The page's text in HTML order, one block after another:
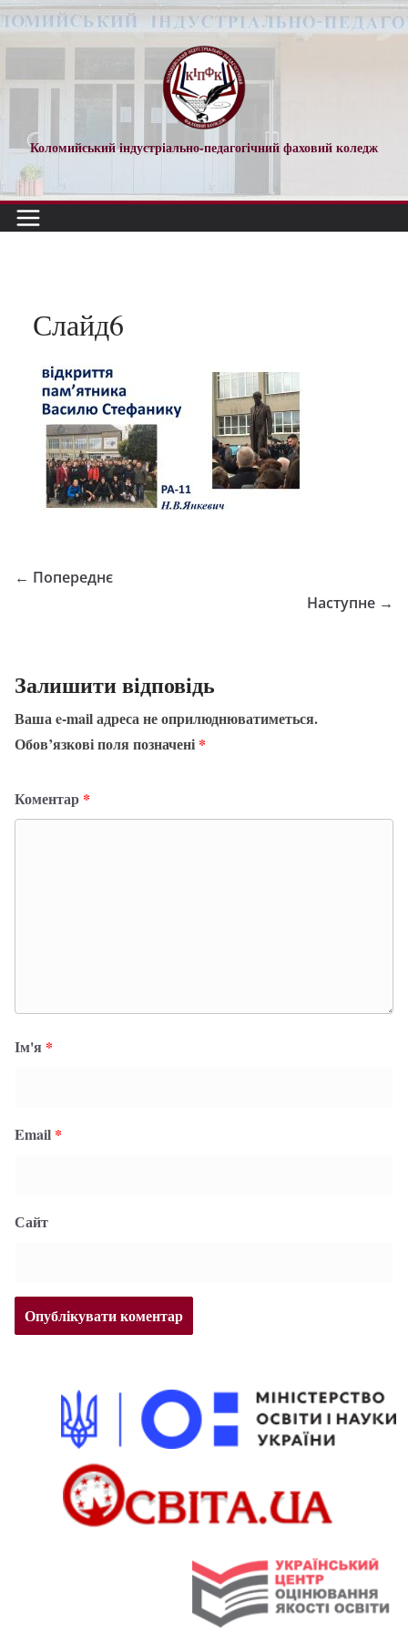
Перейти
до
Коломийський індустріально-педагогічний фаховий коледж
Слайд6
← Попереднє
Наступне →
Залишити відповідь
Ваша e-mail адреса не оприлюднюватиметься.
Обов’язкові поля позначені *
Коментар *
Ім'я *
Email *
Сайт